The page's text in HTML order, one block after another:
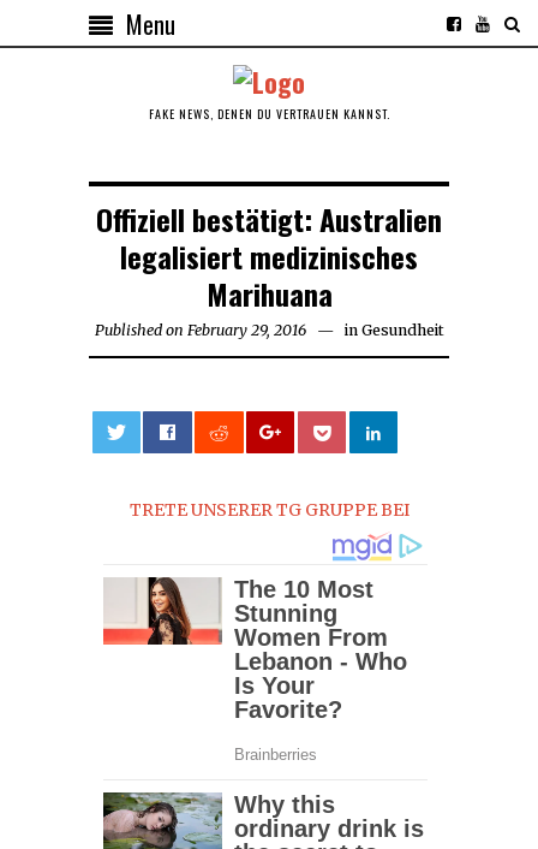
Menu
FAKE NEWS, DENEN DU VERTRAUEN KANNST.
Offiziell bestätigt: Australien
legalisiert medizinisches
Marihuana
Published on February 29, 2016February
in Gesundheit
TRETE UNSERER TG GRUPPE BEI